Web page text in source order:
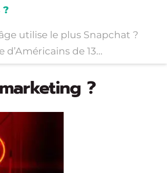
?
utilise le plus Snapchat ?
de 13…
?